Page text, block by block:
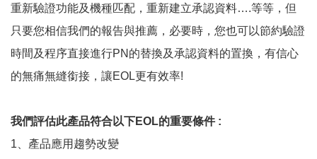
重新驗證功能及機種匹配，重新建立承認資料….等等，但
只要您相信我們的報告與推薦，必要時，您也可以節約驗證
時間及程序直接進行PN的替換及承認資料的置換，有信心
的無痛無縫銜接，讓EOL更有效率!
我們評估此產品符合以下EOL的重要條件 :
1、產品應用趨勢改變